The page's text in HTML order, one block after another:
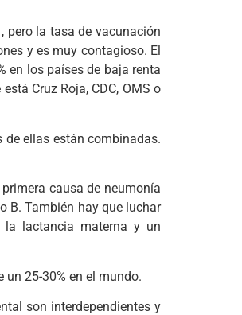
pero la tasa de vacunación
y es muy contagioso. El
en los países de baja renta
Cruz Roja, CDC, OMS o
ellas están combinadas.
causa de neumonía
B. También hay que luchar
la lactancia materna y un
25-30% en el mundo.
son interdependientes y